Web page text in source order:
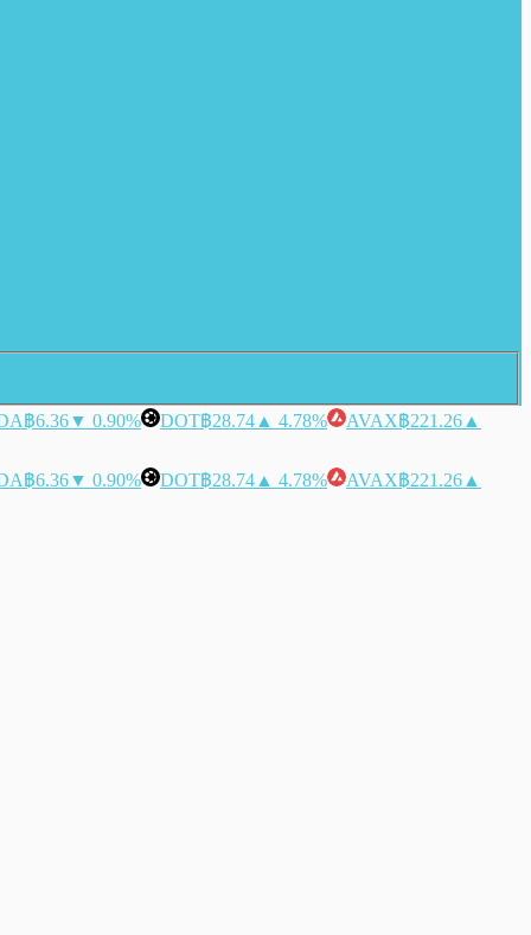
฿6.36▼ 0.90% DOT฿28.74 ▲ 4.78% AVAX฿221.26 ▲
฿6.36▼ 0.90% DOT฿28.74 ▲ 4.78% AVAX฿221.26 ▲